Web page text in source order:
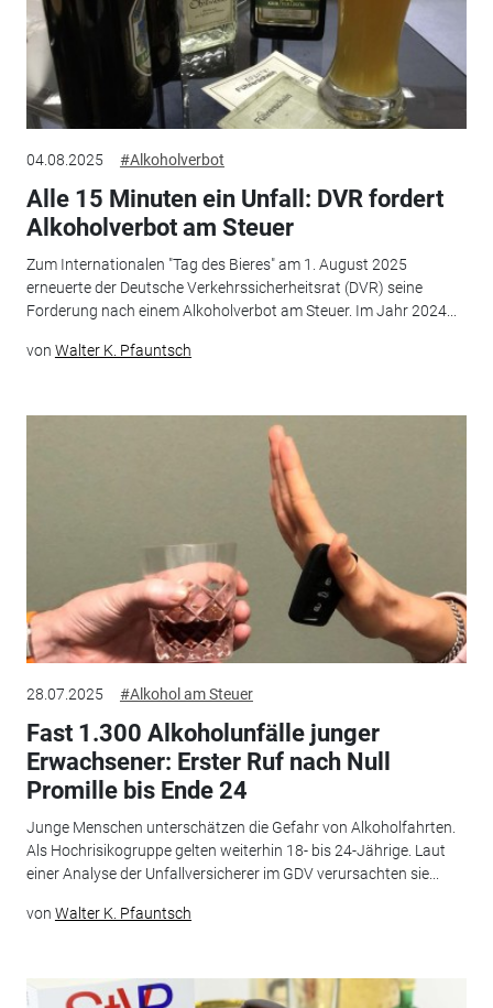
04.08.2025 #Alkoholverbot
Alle 15 Minuten ein Unfall: DVR fordert
Alkoholverbot am Steuer
Zum Internationalen "Tag des Bieres" am 1. August 2025
erneuerte der Deutsche Verkehrssicherheitsrat (DVR) seine
Forderung nach einem Alkoholverbot am Steuer. Im Jahr 2024...
von Walter K. Pfauntsch
28.07.2025 #Alkohol am Steuer
Fast 1.300 Alkoholunfälle junger
Erwachsener: Erster Ruf nach Null
Promille bis Ende 24
Junge Menschen unterschätzen die Gefahr von Alkoholfahrten.
Als Hochrisikogruppe gelten weiterhin 18- bis 24-Jährige. Laut
einer Analyse der Unfallversicherer im GDV verursachten sie...
von Walter K. Pfauntsch